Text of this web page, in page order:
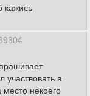
кажись
участвовать в
место некоего